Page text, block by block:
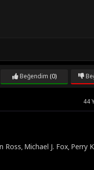
Beğendim (0)
44
Ross, Michael J. Fox, Perry